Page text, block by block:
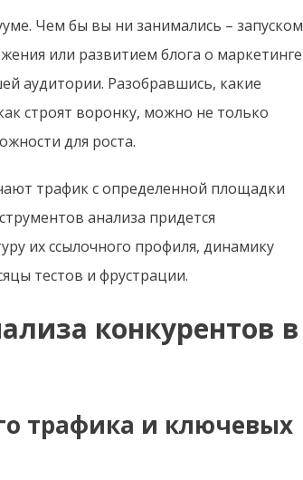
Чем бы вы ни занимались – запуском
или развитием блога о маркетинге
аудитории. Разобравшись, какие
строят воронку, можно не только
для роста.
трафик с определенной площадки
анализа придется
их ссылочного профиля, динамику
тестов и фрустрации.
конкурентов в
трафика и ключевых